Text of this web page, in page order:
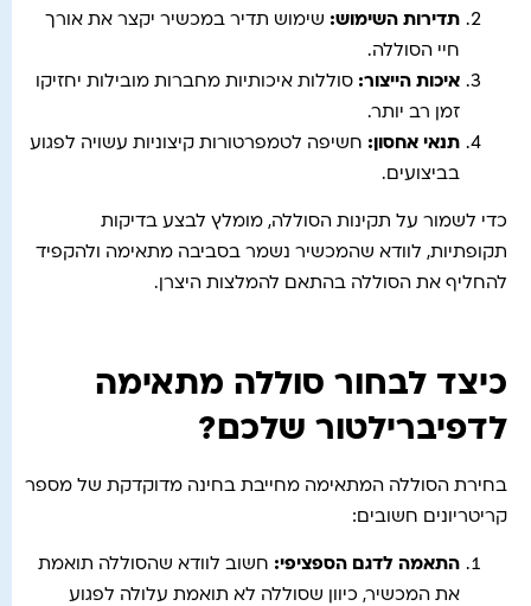
תדירות השימוש: שימוש תדיר במכשיר יקצר את אורך
חיי הסוללה.
איכות הייצור: סוללות איכותיות מחברות מובילות יחזיקו
זמן רב יותר.
תנאי אחסון : חשיפה לטמפרטורות קיצוניות עשויה לפגוע
בביצועים.
כדי לשמור על תקינות הסוללה, מומלץ לבצע בדיקות
תקופתיות, לוודא שהמכשיר נשמר בסביבה מתאימה ולהקפיד
להחליף את הסוללה בהתאם להמלצות היצרן.
כיצד לבחור סוללה מתאימה
לדפיברילטור שלכם?
בחירת הסוללה המתאימה מחייבת בחינה מדוקדקת של מספר
קריטריונים חשובים:
התאמה לדגם הספציפי: חשוב לוודא שהסוללה תואמת
את המכשיר, כיוון שסוללה לא תואמת עלולה לפגוע